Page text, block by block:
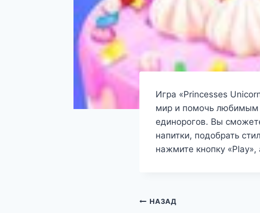
Игра «Princesses
мир и помочь любимым
единорогов. Вы
напитки, подобрать
нажмите кнопку
Навигация
НАЗАД